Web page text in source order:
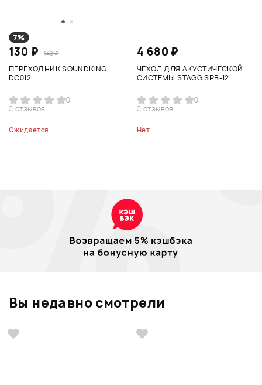
7%
130 ₽ 140 ₽
ПЕРЕХОДНИК SOUNDKING
DC012
0
0 отзывов
Ожидается
4 680 ₽
ЧЕХОЛ ДЛЯ АКУСТИЧЕСКОЙ
СИСТЕМЫ STAGG SPB-12
0
0 отзывов
Нет
Вы недавно смотрели